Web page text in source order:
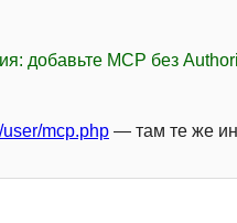
добавьте MCP без
mcp.php — там те же